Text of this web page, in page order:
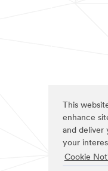
This
enhance
and deliver
your
Cookie